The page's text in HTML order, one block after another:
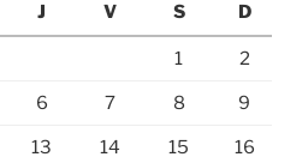
J V S D
1 2
6 7 8 9
13 14 15 16